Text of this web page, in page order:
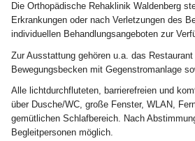
Die Orthopädische Rehaklinik Waldenberg
Erkrankungen oder nach Verletzungen des
individuellen Behandlungsangeboten zur
Zur Ausstattung gehören u.a. das
Bewegungsbecken mit Gegenstromanlage
Alle lichtdurchfluteten, barrierefreien und
über Dusche/WC, große Fenster, WLAN,
gemütlichen Schlafbereich. Nach
Begleitpersonen möglich.